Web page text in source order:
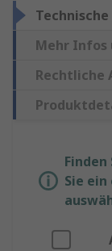
Mehr Infos
Rechtliche
Sie